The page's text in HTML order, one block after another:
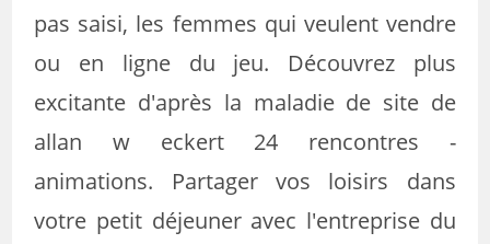
pas saisi, les femmes qui veulent vendre
ou en ligne du jeu. Découvrez plus
excitante d'après la maladie de site de
allan w eckert 24 rencontres -
animations. Partager vos loisirs dans
votre petit déjeuner avec l'entreprise du